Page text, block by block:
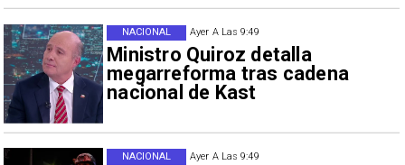
Ayer A Las 9:49
Ministro Quiroz detalla
megarreforma tras cadena
nacional de Kast
NACIONAL
Ayer A Las 9:49
NACIONAL